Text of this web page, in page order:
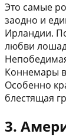
Это самые
заодно и
Ирландии.
любви
Коннемары
Особенно
блестящая
3.